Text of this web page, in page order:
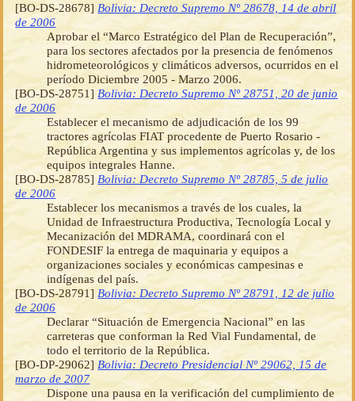
[BO-DS-28678] Bolivia: Decreto Supremo Nº 28678, 14 de abril
de 2006
Aprobar el “Marco Estratégico del Plan de Recuperación”,
para los sectores afectados por la presencia de fenómenos
hidrometeorológicos y climáticos adversos, ocurridos en el
período Diciembre 2005 - Marzo 2006.
[BO-DS-28751] Bolivia: Decreto Supremo Nº 28751, 20 de junio
de 2006
Establecer el mecanismo de adjudicación de los 99
tractores agrícolas FIAT procedente de Puerto Rosario -
República Argentina y sus implementos agrícolas y, de los
equipos integrales Hanne.
[BO-DS-28785] Bolivia: Decreto Supremo Nº 28785, 5 de julio
de 2006
Establecer los mecanismos a través de los cuales, la
Unidad de Infraestructura Productiva, Tecnología Local y
Mecanización del MDRAMA, coordinará con el
FONDESIF la entrega de maquinaria y equipos a
organizaciones sociales y económicas campesinas e
indígenas del país.
[BO-DS-28791] Bolivia: Decreto Supremo Nº 28791, 12 de julio
de 2006
Declarar “Situación de Emergencia Nacional” en las
carreteras que conforman la Red Vial Fundamental, de
todo el territorio de la República.
[BO-DP-29062] Bolivia: Decreto Presidencial Nº 29062, 15 de
marzo de 2007
Dispone una pausa en la verificación del cumplimiento de